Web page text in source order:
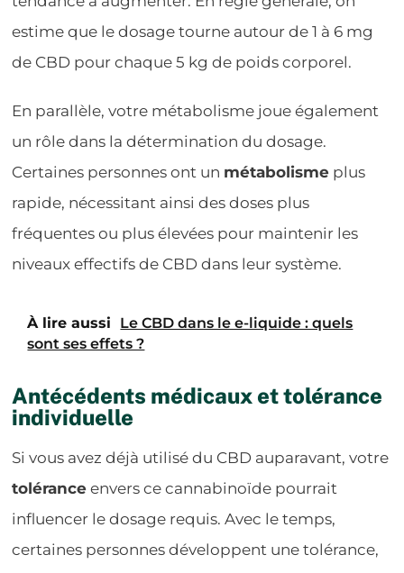
estime que le dosage tourne autour de 1 à 6 mg
de CBD pour chaque 5 kg de poids corporel.
En parallèle, votre métabolisme joue également
un rôle dans la détermination du dosage.
Certaines personnes ont un métabolisme plus
rapide, nécessitant ainsi des doses plus
fréquentes ou plus élevées pour maintenir les
niveaux effectifs de CBD dans leur système.
À lire aussi
Le CBD dans le e-liquide : quels
sont ses effets ?
Antécédents médicaux et tolérance
individuelle
Si vous avez déjà utilisé du CBD auparavant, votre
tolérance envers ce cannabinoïde pourrait
influencer le dosage requis. Avec le temps,
certaines personnes développent une tolérance,